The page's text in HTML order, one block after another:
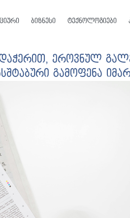
ბიზნესი ტექნოლოგიები
ეროვნულ
გამოფენა